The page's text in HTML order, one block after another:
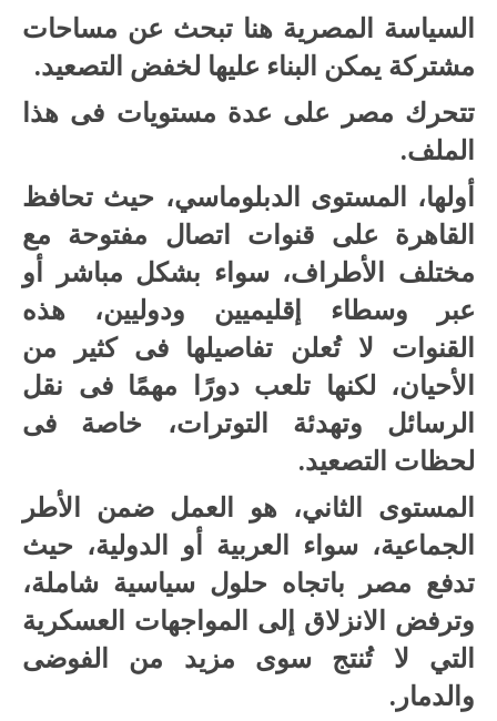
السياسة المصرية هنا تبحث عن مساحات
مشتركة يمكن البناء عليها لخفض التصعيد.
تتحرك مصر على عدة مستويات فى هذا
الملف.
أولها، المستوى الدبلوماسي، حيث تحافظ
القاهرة على قنوات اتصال مفتوحة مع
مختلف الأطراف، سواء بشكل مباشر أو
عبر وسطاء إقليميين ودوليين، هذه
القنوات لا تُعلن تفاصيلها فى كثير من
الأحيان، لكنها تلعب دورًا مهمًا فى نقل
الرسائل وتهدئة التوترات، خاصة فى
لحظات التصعيد.
المستوى الثاني، هو العمل ضمن الأطر
الجماعية، سواء العربية أو الدولية، حيث
تدفع مصر باتجاه حلول سياسية شاملة،
وترفض الانزلاق إلى المواجهات العسكرية
التي لا تُنتج سوى مزيد من الفوضى
والدمار.